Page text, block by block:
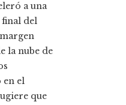
a una
final del
la nube de
en el
que